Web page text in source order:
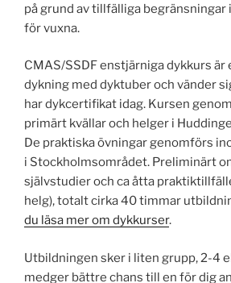
på grund av tillfälliga
för vuxna.
CMAS/SSDF enstjärniga dykkurs är
dykning med dyktuber och vänder
har dykcertifikat idag. Kursen
primärt kvällar och helger i
De praktiska övningar genomförs
i Stockholms­området. Preliminärt
självstudier och ca åtta
helg), totalt cirka 40 timmar
du läsa mer om dykkurser.
Utbildningen sker i liten grupp, 2-4
medger bättre chans till en för dig